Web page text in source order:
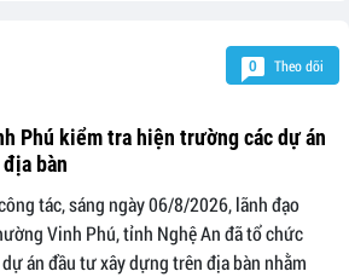
0 Theo dõi
Phú kiểm tra hiện trường các dự án
bàn
tác, sáng ngày 06/8/2026, lãnh đạo
Vinh Phú, tỉnh Nghệ An đã tổ chức
án đầu tư xây dựng trên địa bàn nhằm